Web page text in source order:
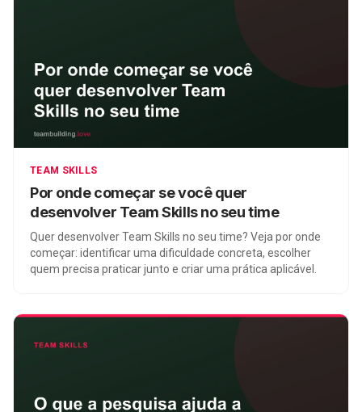
TEAM SKILLS
Por onde começar se você quer
desenvolver Team Skills no seu time
Quer desenvolver Team Skills no seu time? Veja por onde
começar: identificar uma dificuldade concreta, escolher
quem precisa praticar junto e criar uma prática aplicável.